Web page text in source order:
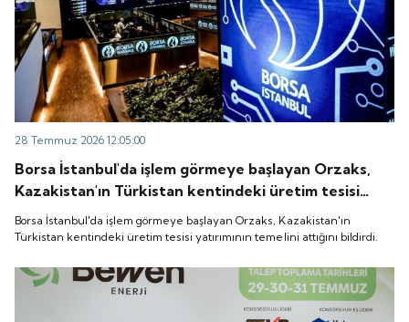
28 Temmuz 2026 12:05:00
Borsa İstanbul'da işlem görmeye başlayan Orzaks,
Kazakistan'ın Türkistan kentindeki üretim tesisi
yatırımının temelini attığını bildirdi.
Borsa İstanbul'da işlem görmeye başlayan Orzaks, Kazakistan'ın
Türkistan kentindeki üretim tesisi yatırımının temelini attığını bildirdi.